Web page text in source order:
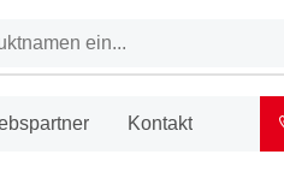
Kontakt